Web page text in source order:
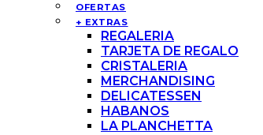
OFERTAS
+ EXTRAS
REGALERIA
TARJETA DE REGALO
CRISTALERIA
MERCHANDISING
DELICATESSEN
HABANOS
LA PLANCHETTA